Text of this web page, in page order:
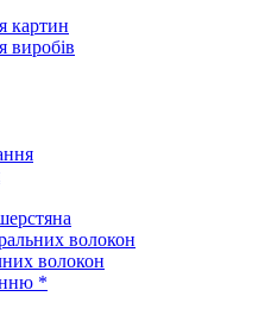
картин
виробів
волокон
волокон
*